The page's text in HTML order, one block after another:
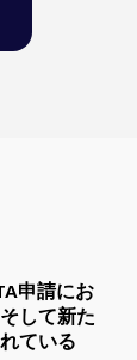
申請にお
して新た
ている